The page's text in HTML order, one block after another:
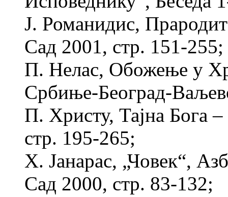
Ј. Романидис,
Сад 2001, стр. 151-255;
П. Нелас, Обожење у
Србиње-Београд-
П. Христу, Тајна Бога
стр. 195-265;
Х. Јанарас, „Човек“,
Сад 2000, стр. 83-132;